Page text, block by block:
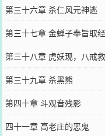
第三十六章 杀仁风元神逃
第三十七章 金蝉子奉旨取经
第三十八章 虎妖现，八戒救
第三十九章 杀黑熊
第四十章 斗观音残影
四十一章 高老庄的恶鬼